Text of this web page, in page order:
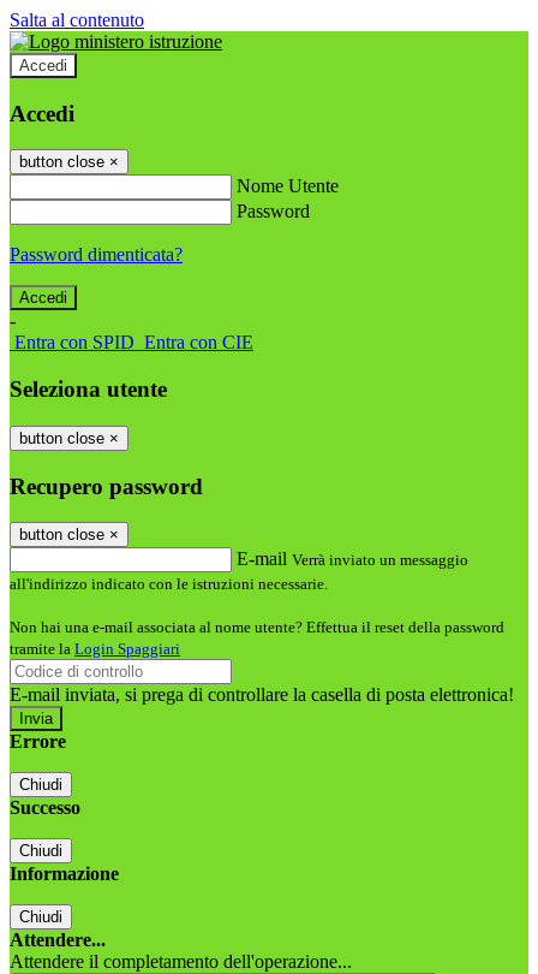
Salta al contenuto
Accedi
Accedi
button close ×
Nome Utente
Password
Password dimenticata?
-
Entra con SPID Entra con CIE
Seleziona utente
button close ×
Recupero password
button close ×
E-mail Verrà inviato un messaggio
all'indirizzo indicato con le istruzioni necessarie.
Non hai una e-mail associata al nome utente? Effettua il reset della password
tramite la Login Spaggiari
E-mail inviata, si prega di controllare la casella di posta elettronica!
Errore
Chiudi
Successo
Chiudi
Informazione
Chiudi
Attendere...
Attendere il completamento dell'operazione...